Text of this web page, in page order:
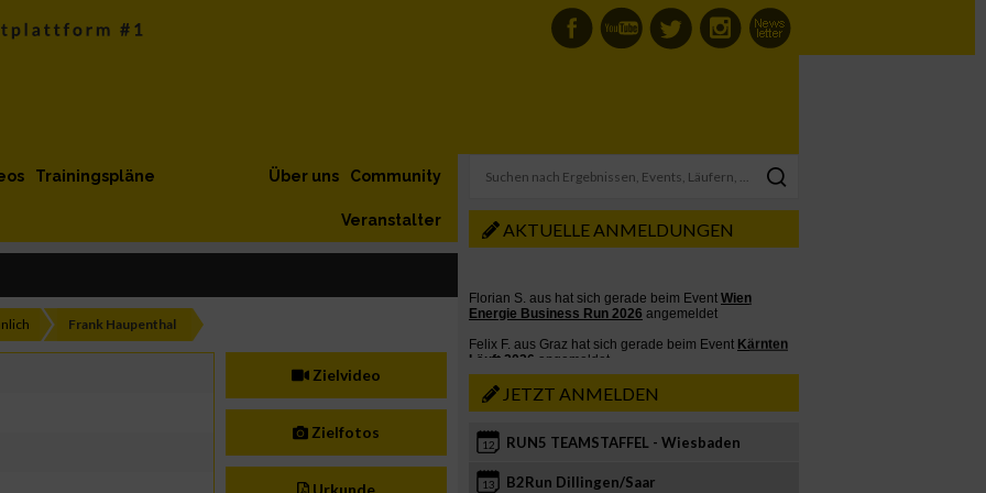
Trainingspläne Community
Über uns
Veranstalter
Frank Haupenthal
Zielvideo
Zielfotos
Urkunde
AKTUELLE ANMELDUNGEN
JETZT ANMELDEN
12 RUN5 TEAMSTAFFEL - Wiesbaden
13 B2Run Dillingen/Saar